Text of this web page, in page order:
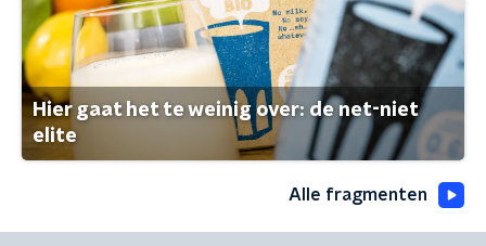
Hier gaat het te weinig over: de net-niet
elite
Alle fragmenten